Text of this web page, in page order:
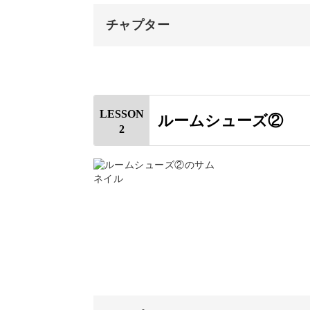
チャプター
はじめに
使用材料・道具
編み図について
LESSON
2
ルームシューズ②